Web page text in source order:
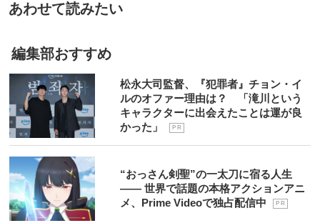
あわせて読みたい
編集部おすすめ
松永大司監督、『犯罪者』チョン・イ
ルのオファー理由は？ 「滝川という
キャラクターに出会えたことは運が良
かった」
P R
“おっさん剣聖”の一太刀に宿る人生
―― 世界で話題の本格アクションアニ
メ、Prime Videoで独占配信中
P R